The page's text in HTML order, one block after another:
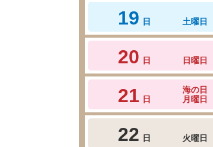
19 日 土曜日
20 日 日曜日
21 日
海の日
月曜日
22 日 火曜日